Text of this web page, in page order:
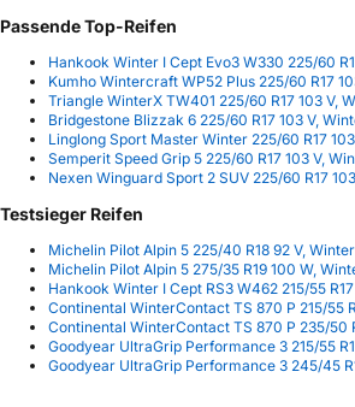
Passende Top-Reifen
Hankook Winter I Cept Evo3 W330 225/60
Kumho Wintercraft WP52 Plus 225/60 R17
Triangle WinterX TW401 225/60 R17 103 V,
Bridgestone Blizzak 6 225/60 R17 103 V,
Linglong Sport Master Winter 225/60 R17
Semperit Speed Grip 5 225/60 R17 103 V,
Nexen Winguard Sport 2 SUV 225/60 R17
Testsieger Reifen
Michelin Pilot Alpin 5 225/40 R18 92 V,
Michelin Pilot Alpin 5 275/35 R19 100 W,
Hankook Winter I Cept RS3 W462 215/55
Continental WinterContact TS 870 P 215/55
Continental WinterContact TS 870 P 235/50
Goodyear UltraGrip Performance 3 215/55
Goodyear UltraGrip Performance 3 245/45